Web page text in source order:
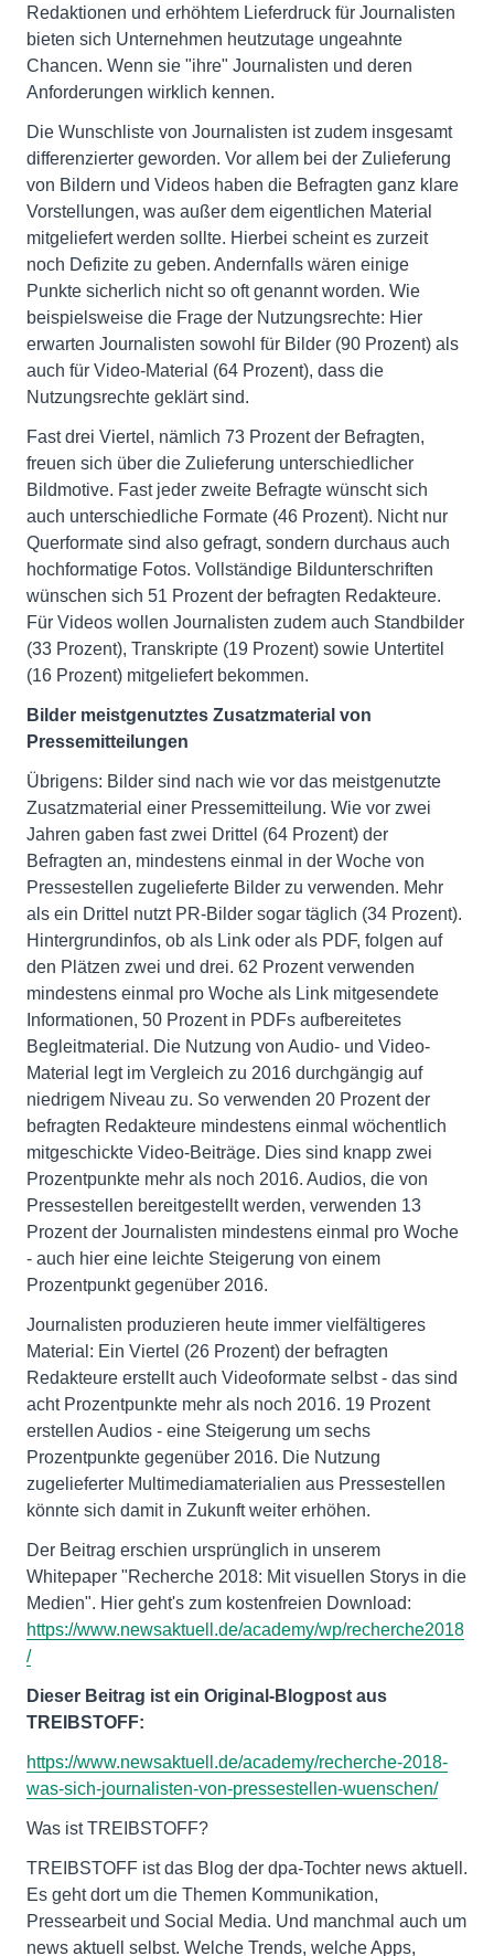
Redaktionen und erhöhtem Lieferdruck für Journalisten
bieten sich Unternehmen heutzutage ungeahnte
Chancen. Wenn sie "ihre" Journalisten und deren
Anforderungen wirklich kennen.
Die Wunschliste von Journalisten ist zudem insgesamt
differenzierter geworden. Vor allem bei der Zulieferung
von Bildern und Videos haben die Befragten ganz klare
Vorstellungen, was außer dem eigentlichen Material
mitgeliefert werden sollte. Hierbei scheint es zurzeit
noch Defizite zu geben. Andernfalls wären einige
Punkte sicherlich nicht so oft genannt worden. Wie
beispielsweise die Frage der Nutzungsrechte: Hier
erwarten Journalisten sowohl für Bilder (90 Prozent) als
auch für Video-Material (64 Prozent), dass die
Nutzungsrechte geklärt sind.
Fast drei Viertel, nämlich 73 Prozent der Befragten,
freuen sich über die Zulieferung unterschiedlicher
Bildmotive. Fast jeder zweite Befragte wünscht sich
auch unterschiedliche Formate (46 Prozent). Nicht nur
Querformate sind also gefragt, sondern durchaus auch
hochformatige Fotos. Vollständige Bildunterschriften
wünschen sich 51 Prozent der befragten Redakteure.
Für Videos wollen Journalisten zudem auch Standbilder
(33 Prozent), Transkripte (19 Prozent) sowie Untertitel
(16 Prozent) mitgeliefert bekommen.
Bilder meistgenutztes Zusatzmaterial von
Pressemitteilungen
Übrigens: Bilder sind nach wie vor das meistgenutzte
Zusatzmaterial einer Pressemitteilung. Wie vor zwei
Jahren gaben fast zwei Drittel (64 Prozent) der
Befragten an, mindestens einmal in der Woche von
Pressestellen zugelieferte Bilder zu verwenden. Mehr
als ein Drittel nutzt PR-Bilder sogar täglich (34 Prozent).
Hintergrundinfos, ob als Link oder als PDF, folgen auf
den Plätzen zwei und drei. 62 Prozent verwenden
mindestens einmal pro Woche als Link mitgesendete
Informationen, 50 Prozent in PDFs aufbereitetes
Begleitmaterial. Die Nutzung von Audio- und Video-
Material legt im Vergleich zu 2016 durchgängig auf
niedrigem Niveau zu. So verwenden 20 Prozent der
befragten Redakteure mindestens einmal wöchentlich
mitgeschickte Video-Beiträge. Dies sind knapp zwei
Prozentpunkte mehr als noch 2016. Audios, die von
Pressestellen bereitgestellt werden, verwenden 13
Prozent der Journalisten mindestens einmal pro Woche
- auch hier eine leichte Steigerung von einem
Prozentpunkt gegenüber 2016.
Journalisten produzieren heute immer vielfältigeres
Material: Ein Viertel (26 Prozent) der befragten
Redakteure erstellt auch Videoformate selbst - das sind
acht Prozentpunkte mehr als noch 2016. 19 Prozent
erstellen Audios - eine Steigerung um sechs
Prozentpunkte gegenüber 2016. Die Nutzung
zugelieferter Multimediamaterialien aus Pressestellen
könnte sich damit in Zukunft weiter erhöhen.
Der Beitrag erschien ursprünglich in unserem
Whitepaper "Recherche 2018: Mit visuellen Storys in die
Medien". Hier geht's zum kostenfreien Download:
https://www.newsaktuell.de/academy/wp/recherche2018
/
Dieser Beitrag ist ein Original-Blogpost aus
TREIBSTOFF:
https://www.newsaktuell.de/academy/recherche-2018-
was-sich-journalisten-von-pressestellen-wuenschen/
Was ist TREIBSTOFF?
TREIBSTOFF ist das Blog der dpa-Tochter news aktuell.
Es geht dort um die Themen Kommunikation,
Pressearbeit und Social Media. Und manchmal auch um
news aktuell selbst. Welche Trends, welche Apps,